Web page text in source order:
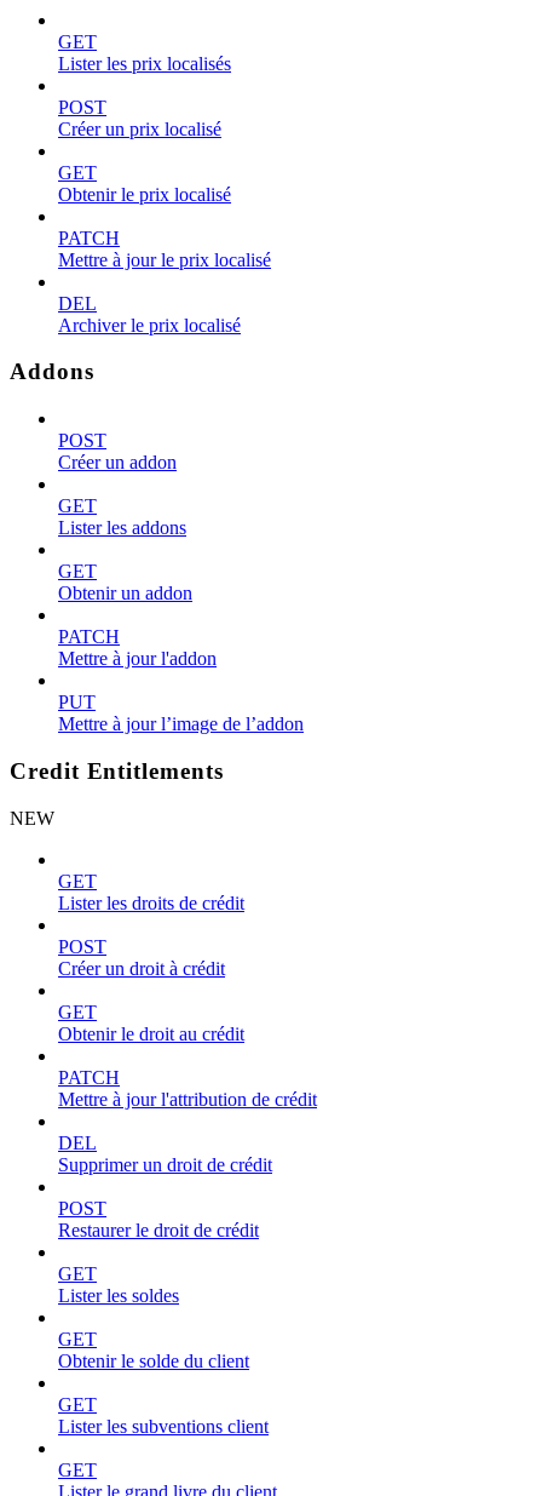
GET
Lister les prix localisés
POST
Créer un prix localisé
GET
Obtenir le prix localisé
PATCH
Mettre à jour le prix localisé
DEL
Archiver le prix localisé
Addons
POST
Créer un addon
GET
Lister les addons
GET
Obtenir un addon
PATCH
Mettre à jour l'addon
PUT
Mettre à jour l’image de l’addon
Credit Entitlements
NEW
GET
Lister les droits de crédit
POST
Créer un droit à crédit
GET
Obtenir le droit au crédit
PATCH
Mettre à jour l'attribution de crédit
DEL
Supprimer un droit de crédit
POST
Restaurer le droit de crédit
GET
Lister les soldes
GET
Obtenir le solde du client
GET
Lister les subventions client
GET
Lister le grand livre du client